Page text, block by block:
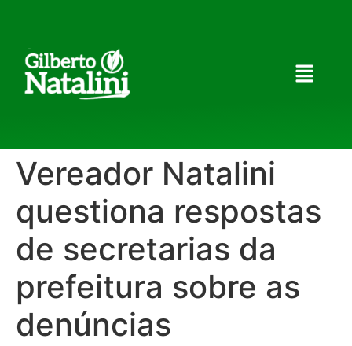
Vereador Natalini
questiona respostas
de secretarias da
prefeitura sobre as
denúncias